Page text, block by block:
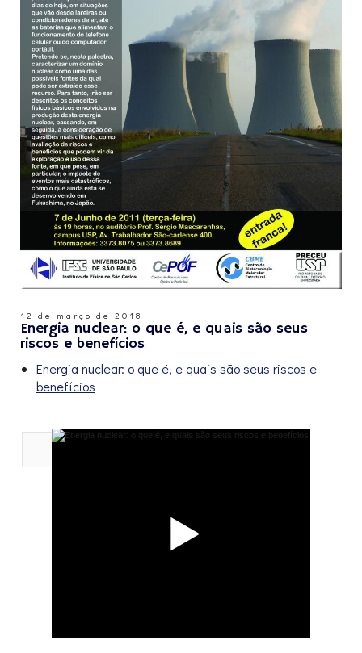
12 de março de 2018
Energia nuclear: o que é, e quais são seus
riscos e benefícios
Energia nuclear: o que é, e quais são seus riscos e
benefícios